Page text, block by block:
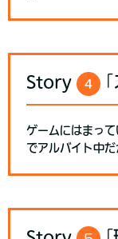
Story 4
ゲームにはまっ
でアルバイト中